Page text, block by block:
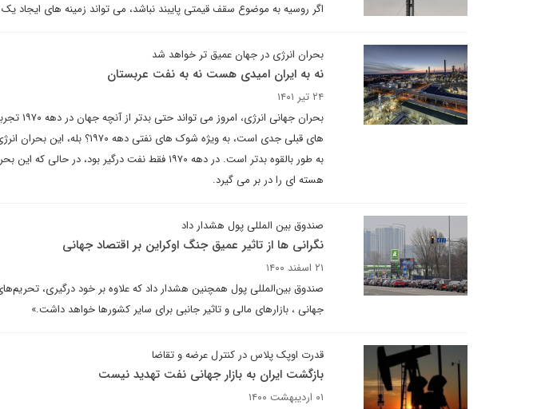
اگر روسیه به موضوع سقف قیمتی پایبند نباشد، می تواند زمینه های ایجاد
بحران انرژی در جهان عمیق تر خواهد شد
نه به ایران امیدی هست نه به نفت عربستان
۲۴ تیر ۱۴۰۱
بحران
های قبلی جدی است، به ویژه شوک
به طور بالقوه بدتر است. در دهه ۱۹۷۰ فقط نفت
هسته ای را در بر می گیرد.
صندوق بین المللی پول هشدار داد
نگرانی ها از تاثیر عمیق جنگ اوکراین بر اقتصاد جهانی
۲۱ اسفند ۱۴۰۰
صندوق بین‌المللی پول همچنین هشدار داد که علاوه بر خود درگیری،
جهانی ، بازارهای مالی و تاثیر جانبی برای سایر کشورها خواهد داشت.»
قدرت اوپک پلاس در کنترل عرضه و تقاضا
بازگشت ایران به بازار جهانی نفت تهدید نیست
۰۱ اردیبهشت ۱۴۰۰